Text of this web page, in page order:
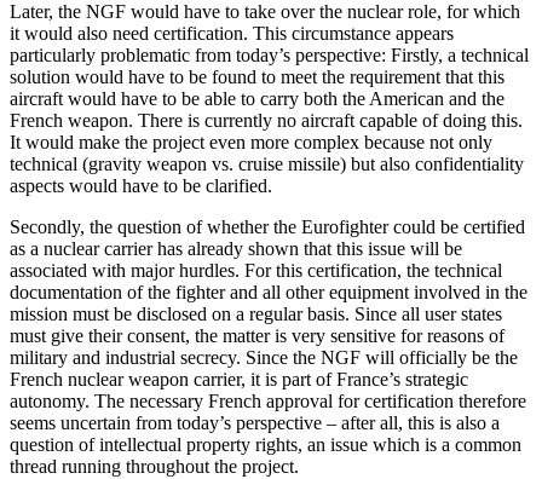
Later, the NGF would have to take over the nuclear role, for which
it would also need certification. This circumstance appears
particularly problematic from today’s per­spective: Firstly, a technical
solution would have to be found to meet the requirement that this
aircraft would have to be able to carry both the American and the
French weapon. There is currently no aircraft capable of doing this.
It would make the project even more complex because not only
technical (gravity weapon vs. cruise missile) but also confidentiality
aspects would have to be clarified.
Secondly, the question of whether the Eurofighter could be certified
as a nuclear carrier has already shown that this issue will be
associated with major hurdles. For this certification, the technical
documentation of the fighter and all other equipment involved in the
mission must be disclosed on a regular basis. Since all user states
must give their consent, the matter is very sen­sitive for reasons of
military and industrial secrecy. Since the NGF will officially be the
French nuclear weapon carrier, it is part of France’s strategic
autonomy. The necessary French approval for certification therefore
seems uncertain from today’s perspective – after all, this is also a
question of intellectual property rights, an issue which is a com­mon
thread running throughout the project.